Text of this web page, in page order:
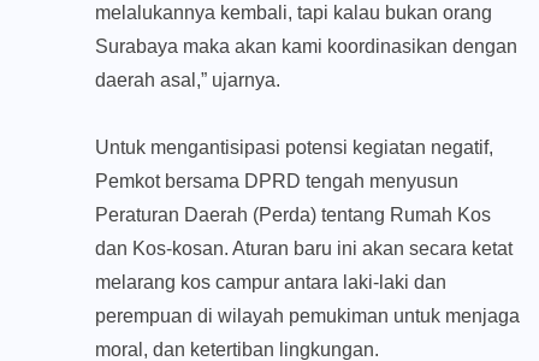
melalukannya kembali, tapi kalau bukan orang
Surabaya maka akan kami koordinasikan dengan
daerah asal,” ujarnya.
Untuk mengantisipasi potensi kegiatan negatif,
Pemkot bersama DPRD tengah menyusun
Peraturan Daerah (Perda) tentang Rumah Kos
dan Kos-kosan. Aturan baru ini akan secara ketat
melarang kos campur antara laki-laki dan
perempuan di wilayah pemukiman untuk menjaga
moral, dan ketertiban lingkungan.